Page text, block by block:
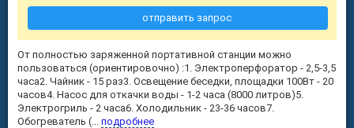
От полностью заряженной портативной станции можно
пользоваться (ориентировочно) :1. Электроперфоратор - 2,5-3,5
часа2. Чайник - 15 раз3. Освещение беседки, площадки 100Вт - 20
часов4. Насос для откачки воды - 1-2 часа (8000 литров)5.
Электрогриль - 2 часа6. Холодильник - 23-36 часов7.
Обогреватель (... подробнее
отправить запрос